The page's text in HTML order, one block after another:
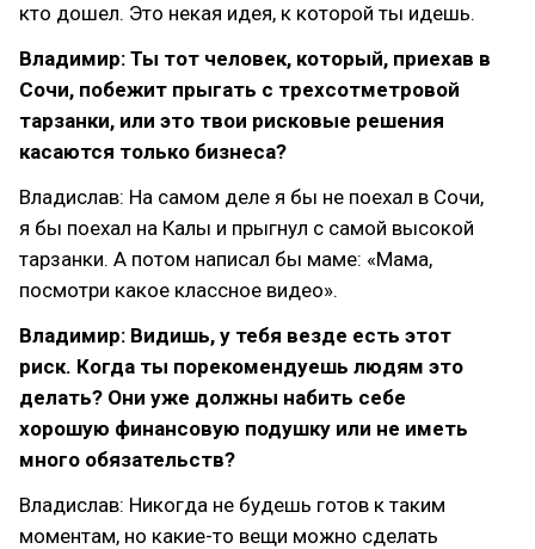
кто дошел. Это некая идея, к которой ты идешь.
Владимир: Ты тот человек, который, приехав в
Сочи, побежит прыгать с трехсотметровой
тарзанки, или это твои рисковые решения
касаются только бизнеса?
Владислав: На самом деле я бы не поехал в Сочи,
я бы поехал на Калы и прыгнул с самой высокой
тарзанки. А потом написал бы маме: «Мама,
посмотри какое классное видео».
Владимир: Видишь, у тебя везде есть этот
риск. Когда ты порекомендуешь людям это
делать? Они уже должны набить себе
хорошую финансовую подушку или не иметь
много обязательств?
Владислав: Никогда не будешь готов к таким
моментам, но какие-то вещи можно сделать